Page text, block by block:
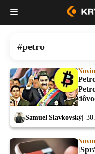
petro
Samuel Slavkovský
[Správy] SEC